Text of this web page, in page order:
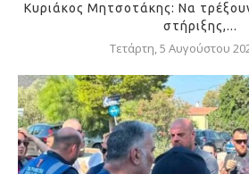
Κυριάκος Μητσοτάκης: Να
στήριξης,...
Τετάρτη, 5 Αυγούστου